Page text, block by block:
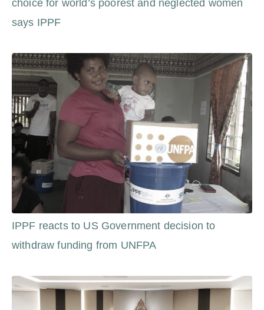
says IPPF
IPPF reacts to US Government decision to
withdraw funding from UNFPA